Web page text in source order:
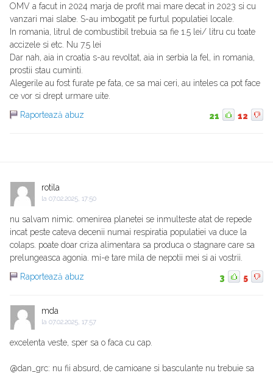
OMV a facut in 2024 marja de profit mai mare decat in 2023 si cu
vanzari mai slabe. S-au imbogatit pe furtul populatiei locale.
In romania, litrul de combustibil trebuia sa fie 1.5 lei/ litru cu toate
accizele si etc. Nu 7.5 lei
Dar nah, aia in croatia s-au revoltat, aia in serbia la fel, in romania,
prostii stau cuminti.
Alegerile au fost furate pe fata, ce sa mai ceri, au inteles ca pot face
ce vor si drept urmare uite.
Raportează abuz
21 12
rotila
la 07.02.2025, 17:50
nu salvam nimic. omenirea planetei se inmulteste atat de repede
incat peste cateva decenii numai respiratia populatiei va duce la
colaps. poate doar criza alimentara sa produca o stagnare care sa
prelungeasca agonia. mi-e tare mila de nepotii mei si ai vostrii.
Raportează abuz
3 5
mda
la 07.02.2025, 17:57
excelenta veste, sper sa o faca cu cap.
@dan_grc: nu fii absurd, de camioane si basculante nu trebuie sa